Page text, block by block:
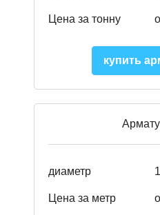
Цена за тонну
купить
диаметр
Цена за метр